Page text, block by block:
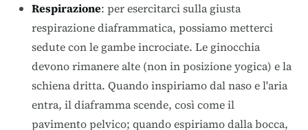
Respirazione: per esercitarci sulla giusta
respirazione diaframmatica, possiamo metterci
sedute con le gambe incrociate. Le ginocchia
devono rimanere alte (non in posizione yogica) e la
schiena dritta. Quando inspiriamo dal naso e l'aria
entra, il diaframma scende, così come il
pavimento pelvico; quando espiriamo dalla bocca,